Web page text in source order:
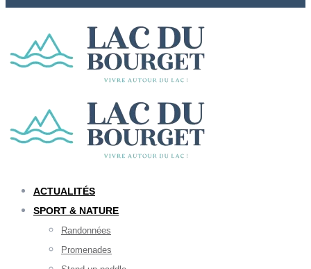
ACTUALITÉS
SPORT & NATURE
Randonnées
Promenades